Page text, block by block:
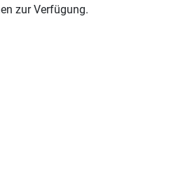
zur Verfügung.